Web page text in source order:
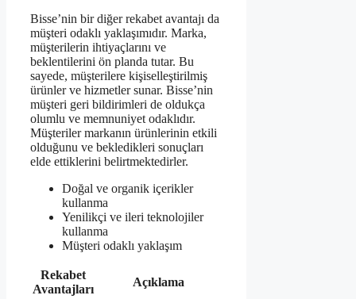
Bisse’nin bir diğer rekabet avantajı da
müşteri odaklı yaklaşımıdır. Marka,
müşterilerin ihtiyaçlarını ve
beklentilerini ön planda tutar. Bu
sayede, müşterilere kişiselleştirilmiş
ürünler ve hizmetler sunar. Bisse’nin
müşteri geri bildirimleri de oldukça
olumlu ve memnuniyet odaklıdır.
Müşteriler markanın ürünlerinin etkili
olduğunu ve bekledikleri sonuçları
elde ettiklerini belirtmektedirler.
Doğal ve organik içerikler
kullanma
Yenilikçi ve ileri teknolojiler
kullanma
Müşteri odaklı yaklaşım
Rekabet
Avantajları
Açıklama